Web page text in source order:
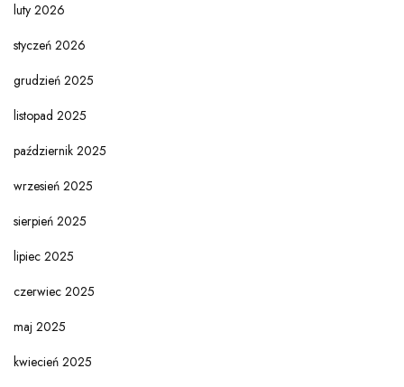
luty 2026
styczeń 2026
grudzień 2025
listopad 2025
październik 2025
wrzesień 2025
sierpień 2025
lipiec 2025
czerwiec 2025
maj 2025
kwiecień 2025